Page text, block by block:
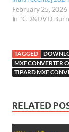
February 25, 2026
In "CD&DVD
TAGGED
MXF CONVERTER
TIPARD MXF
RELATED